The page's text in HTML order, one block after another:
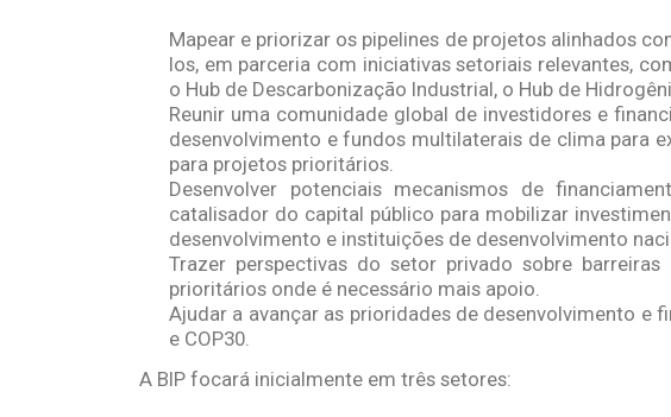
Mapear e priorizar os pipelines de projetos alinhados
los, em parceria com iniciativas setoriais relevantes,
o Hub de Descarbonização Industrial, o Hub de
Reunir uma comunidade global de investidores e
desenvolvimento e fundos multilaterais de clima para
para projetos prioritários.
Desenvolver potenciais mecanismos de
catalisador do capital público para mobilizar
desenvolvimento e instituições de desenvolvimento
Trazer perspectivas do setor privado sobre
prioritários onde é necessário mais apoio.
Ajudar a avançar as prioridades de desenvolvimento e
e COP30.
A BIP focará inicialmente em três setores: